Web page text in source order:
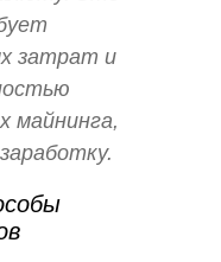
затрат и
майнинга,